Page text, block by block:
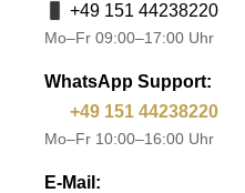
+49 151 44238220
Mo–Fr 09:00–17:00 Uhr
WhatsApp Support:
+49 151 44238220
Mo–Fr 10:00–16:00 Uhr
E-Mail: